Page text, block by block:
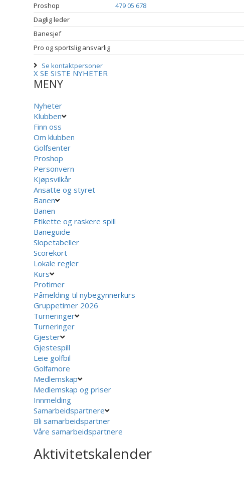
Proshop
479 05 678
Daglig leder
Banesjef
Pro og sportslig ansvarlig
Se kontaktpersoner
X SE SISTE NYHETER
MENY
Nyheter
Klubben
Finn oss
Om klubben
Golfsenter
Proshop
Personvern
Kjøpsvilkår
Ansatte og styret
Banen
Banen
Etikette og raskere spill
Baneguide
Slopetabeller
Scorekort
Lokale regler
Kurs
Protimer
Påmelding til nybegynnerkurs
Gruppetimer 2026
Turneringer
Turneringer
Gjester
Gjestespill
Leie golfbil
Golfamore
Medlemskap
Medlemskap og priser
Innmelding
Samarbeidspartnere
Bli samarbeidspartner
Våre samarbeidspartnere
Aktivitetskalender